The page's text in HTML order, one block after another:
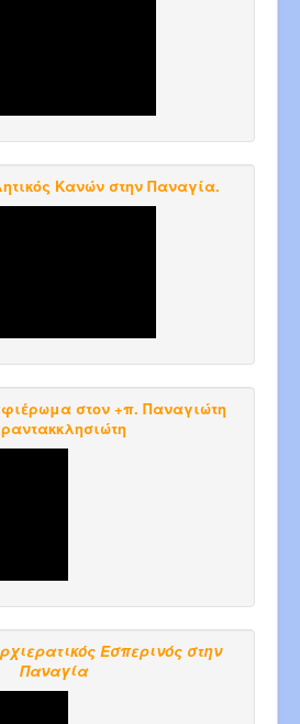
Κανών στην Παναγία.
στον +π. Παναγιώτη
Εσπερινός στην
Παναγία